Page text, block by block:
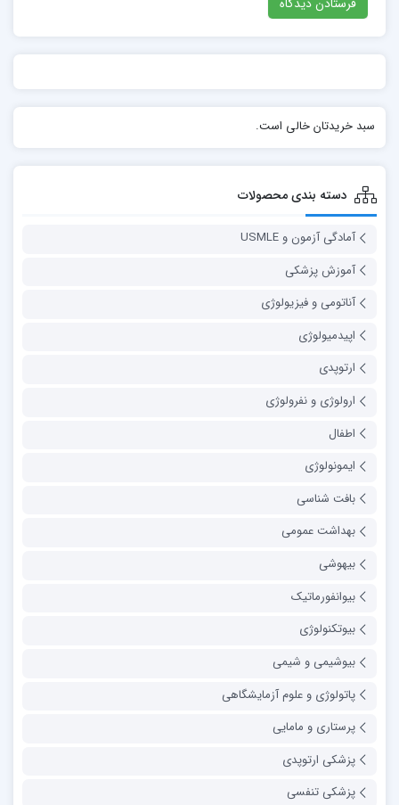
سبد خریدتان خالی است.
دسته بندی محصولات
آمادگی آزمون و USMLE
آموزش پزشکی
آناتومی و فیزیولوژی
اپیدمیولوژی
ارتوپدی
ارولوژی و نفرولوژی
اطفال
ایمونولوژی
بافت شناسی
بهداشت عمومی
بیهوشی
بیوانفورماتیک
بیوتکنولوژی
بیوشیمی و شیمی
پاتولوژی و علوم آزمایشگاهی
پرستاری و مامایی
پزشکی ارتوپدی
پزشکی تنفسی